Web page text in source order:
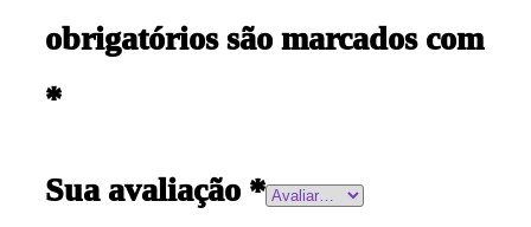
obrigatórios são marcados com
*
Sua avaliação *